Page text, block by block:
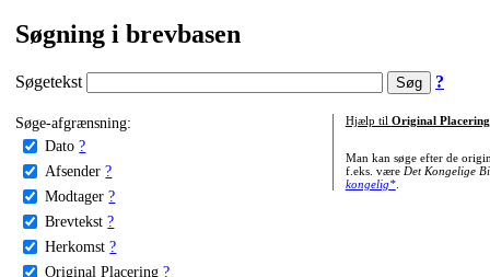
Søgning i brevbasen
Søgetekst ?
Søge-afgrænsning:
Dato ?
Afsender ?
Modtager ?
Brevtekst ?
Herkomst ?
Original Placering ?
Hjælp til Original Placering
Man kan søge efter de
f.eks. være Det Kongelige
kongelig*.